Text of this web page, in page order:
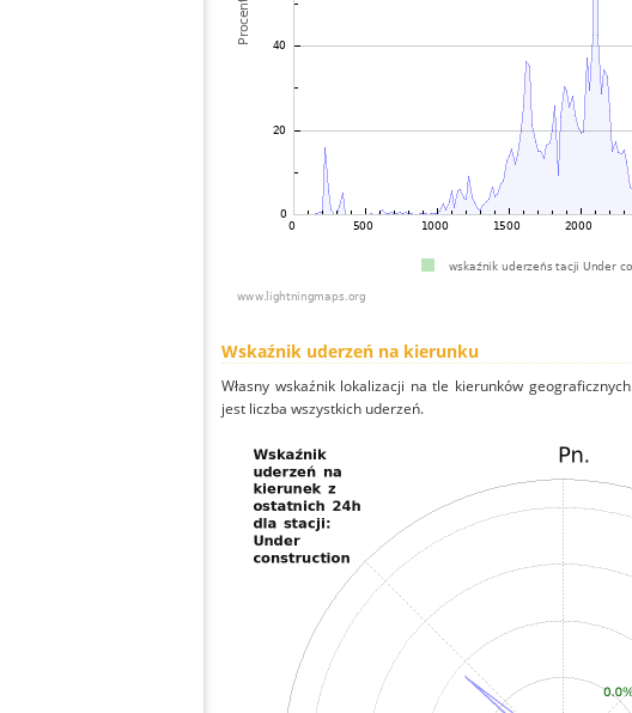
Wskaźnik uderzeń na kierunku
Własny wskaźnik lokalizacji na tle kierunków
jest liczba wszystkich uderzeń.